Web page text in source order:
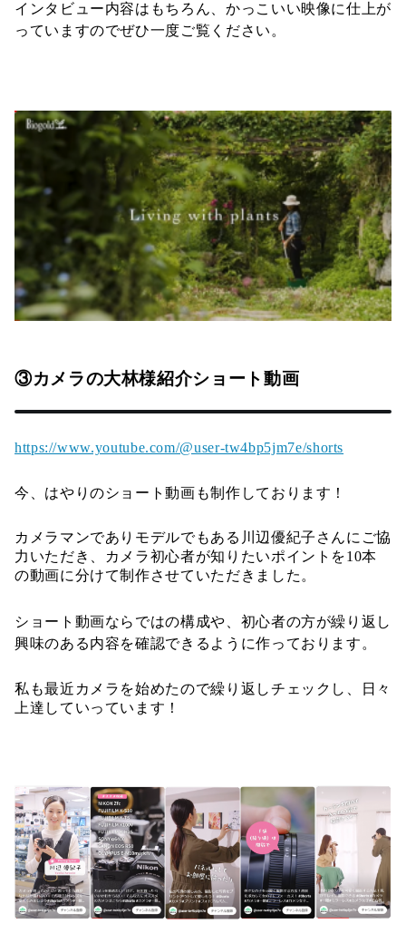
インタビュー内容はもちろん、かっこいい映像に仕上が
っていますのでぜひ一度ご覧ください。
③カメラの大林様紹介ショート動画
https://www.youtube.com/@user-tw4bp5jm7e/shorts
今、はやりのショート動画も制作しております！
カメラマンでありモデルでもある川辺優紀子さんにご協
力いただき、カメラ初心者が知りたいポイントを10本
の動画に分けて制作させていただきました。
ショート動画ならではの構成や、初心者の方が繰り返し
興味のある内容を確認できるように作っております。
私も最近カメラを始めたので繰り返しチェックし、日々
上達していっています！